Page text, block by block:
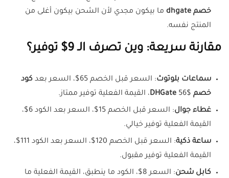
خصم dhgate
ما بيكون مجدي لأن الشحن بيكون أغلى من
المنتج نفسه.
مقارنة سريعة: وين تصرف الـ 9$ توفير؟
سماعات بلوتوث: السعر قبل الخصم 65$، السعر بعد
كود
خصم DHGate 56$، القيمة الفعلية توفير ممتاز.
غطاء جوال
: السعر قبل الخصم 15$، السعر بعد الكود 6$،
القيمة الفعلية توفير خيالي.
ساعة ذكية
: السعر قبل الخصم 120$، السعر بعد الكود 111$،
القيمة الفعلية توفير مقبول.
كابل شحن
: السعر 8$، الكود ما ينطبق، القيمة الفعلية ما